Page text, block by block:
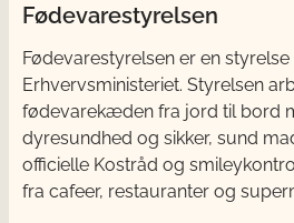
Fødevarestyrelsen
Fødevarestyrelsen er en
Erhvervsministeriet. Styrelsen
fødevarekæden fra jord til bord
dyresundhed og sikker, sund
officielle Kostråd og
fra cafeer, restauranter og